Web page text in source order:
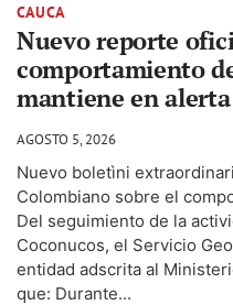
CAUCA
Nuevo reporte
comportamiento
mantiene en
AGOSTO 5, 2026
Nuevo boletìni
Colombiano sobre el
Del seguimiento de la
Coconucos, el Servicio
entidad adscrita al
que: Durante...